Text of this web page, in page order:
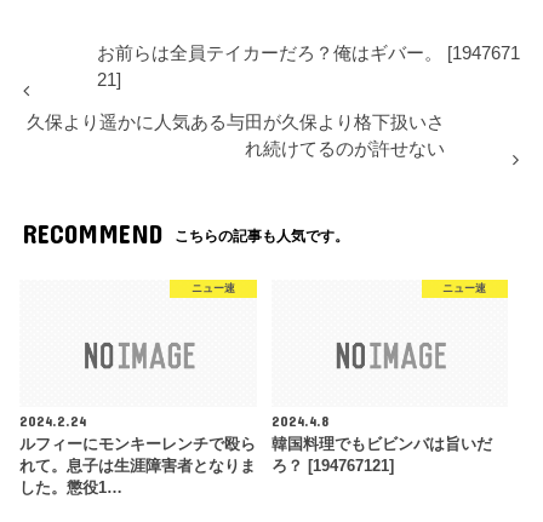
お前らは全員テイカーだろ？俺はギバー。 [1947671
21]
久保より遥かに人気ある与田が久保より格下扱いさ
れ続けてるのが許せない
RECOMMEND こちらの記事も人気です。
ニュー速
2024.2.24
ルフィーにモンキーレンチで殴ら
れて。息子は生涯障害者となりま
した。懲役1…
ニュー速
2024.4.8
韓国料理でもビビンバは旨いだ
ろ？ [194767121]